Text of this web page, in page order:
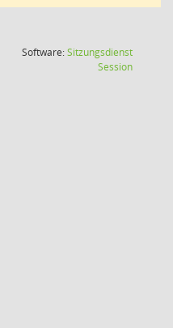
Software:Sitzungsdienst
Session(Wird in